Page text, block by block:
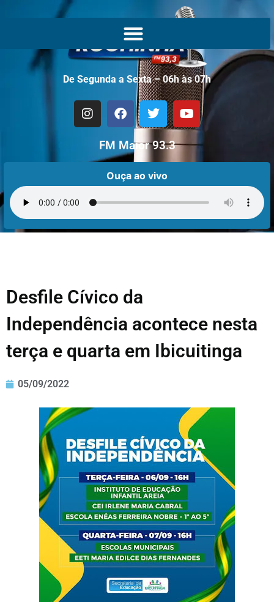
De Segunda a Sexta – 06h às 07h
FM Maior 93.3
Ouça ao vivo
Desfile Cívico da
Independência acontece nesta
terça e quarta em Ibicuitinga
05/09/2022